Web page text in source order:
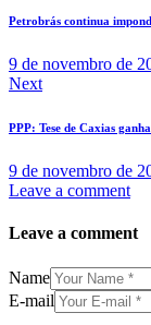
Petrobrás continua
9 de novembro de
Next
PPP: Tese de Caxias
9 de novembro de
Leave a comment
Leave a comment
Name
E-mail